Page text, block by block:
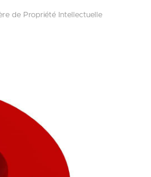
de Propriété Intellectuelle